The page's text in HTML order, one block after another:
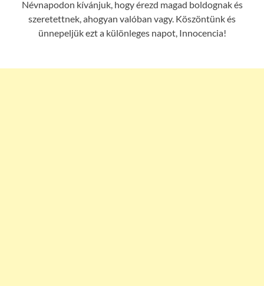
Névnapodon kívánjuk, hogy érezd magad boldognak és
szeretettnek, ahogyan valóban vagy. Köszöntünk és
ünnepeljük ezt a különleges napot, Innocencia!